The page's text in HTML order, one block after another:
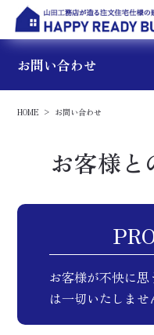
お問い合わせ
HOME お問い合わせ
お客様と
お客様が不快に
は一切いたしませ